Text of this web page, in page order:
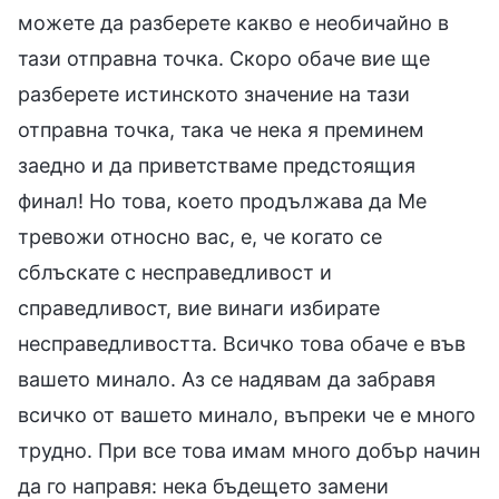
можете да разберете какво е необичайно в
тази отправна точка. Скоро обаче вие ще
разберете истинското значение на тази
отправна точка, така че нека я преминем
заедно и да приветстваме предстоящия
финал! Но това, което продължава да Ме
тревожи относно вас, е, че когато се
сблъскате с несправедливост и
справедливост, вие винаги избирате
несправедливостта. Всичко това обаче е във
вашето минало. Аз се надявам да забравя
всичко от вашето минало, въпреки че е много
трудно. При все това имам много добър начин
да го направя: нека бъдещето замени